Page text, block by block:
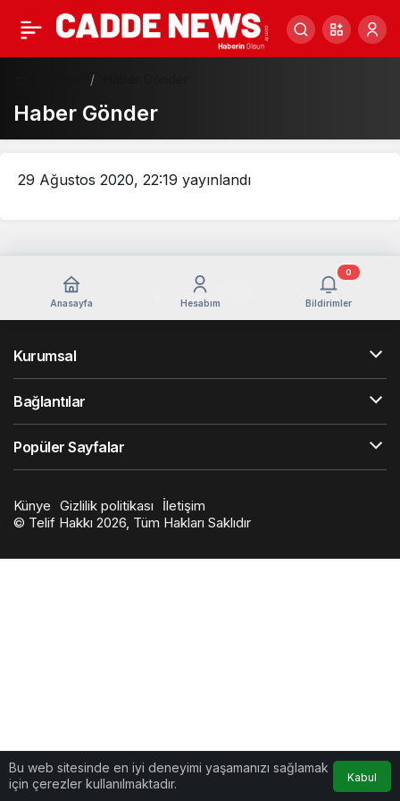
Haber Gönder
29 Ağustos 2020, 22:19 yayınlandı
Bu web sitesinde en iyi deneyimi yaşamanızı sağlamak
için çerezler kullanılmaktadır.
Kabul
Anasayfa Hesabım Bildirimler
0
Kurumsal
Bağlantılar
Popüler Sayfalar
Künye Gizlilik politikası
İletişim
© Telif Hakkı 2026, Tüm Hakları Saklıdır